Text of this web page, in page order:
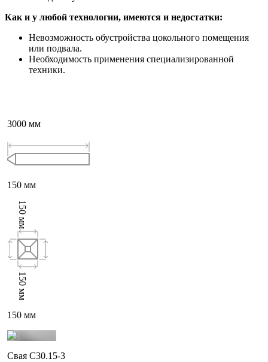
Как и у любой технологии, имеются и недостатки:
Невозможность обустройства цокольного помещения
или подвала.
Необходимость применения специализированной
техники.
3000 мм
150 мм
150
мм
150
мм
150 мм
Свая С30.15-3